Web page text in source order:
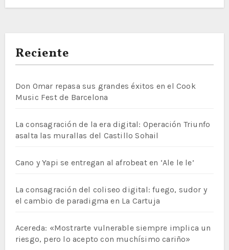
Reciente
Don Omar repasa sus grandes éxitos en el Cook
Music Fest de Barcelona
La consagración de la era digital: Operación Triunfo
asalta las murallas del Castillo Sohail
Cano y Yapi se entregan al afrobeat en ‘Ale le le’
La consagración del coliseo digital: fuego, sudor y
el cambio de paradigma en La Cartuja
Acereda: «Mostrarte vulnerable siempre implica un
riesgo, pero lo acepto con muchísimo cariño»